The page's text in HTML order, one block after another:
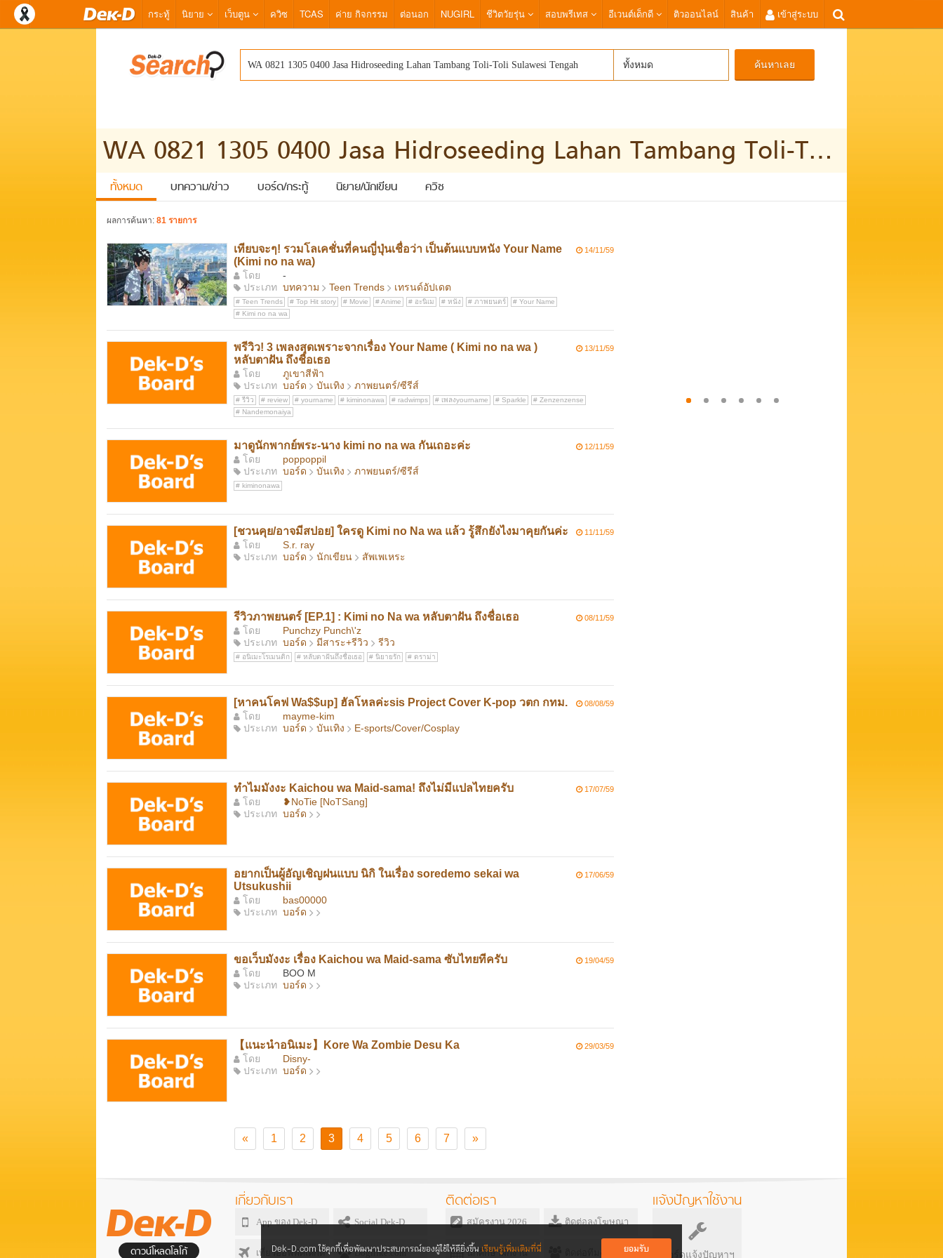
กระทู้ นิยาย เว็บตูน ควิซ TCAS ค่าย กิจกรรม ต่อนอก NUGIRL ชีวิตวัยรุ่น สอบพรีเทส อีเวนต์เด็กดี ติวออนไลน์ สินค้า เข้าสู่ระบบ
Dek-D.com ใช้คุกกี้เพื่อพัฒนาประสบการณ์ของผู้ใช้ให้ดียิ่งขึ้น เรียนรู้เพิ่มเติมที่นี่ ยอมรับ
ทั้งหมด ค้นหาเลย
WA 0821 1305 0400 Jasa Hidroseeding Lahan Tambang Toli-Toli Sulawesi Tengah
ทั้งหมด บทความ/ข่าว บอร์ด/กระทู้ นิยาย/นักเขียน ควิซ
ผลการค้นหา: 81 รายการ
เทียบจะๆ! รวมโลเคชั่นที่คนญี่ปุ่นเชื่อว่า เป็นต้นแบบหนัง Your Name
(Kimi no na wa)
โดย
-
ประเภท บทความ Teen Trends เทรนด์อัปเดต
14/11/59
Teen Trends Top Hit story Movie Anime อะนิเม หนัง ภาพยนตร์
Your Name
Kimi no na wa
พรีวิว! 3 เพลงสุดเพราะจากเรื่อง Your Name ( Kimi no na wa )
หลับตาฝัน ถึงชื่อเธอ
โดย
ภูเขาสีฟ้า
ประเภท บอร์ด บันเทิง ภาพยนตร์/ซีรีส์
13/11/59
รีวิว review yourname kiminonawa radwimps เพลงyourname Sparkle
Zenzenzense
Nandemonaiya
มาดูนักพากย์พระ-นาง kimi no na wa กันเถอะค่ะ
โดย
poppoppil
ประเภท บอร์ด บันเทิง ภาพยนตร์/ซีรีส์
12/11/59
kiminonawa
[ชวนคุย/อาจมีสปอย] ใครดู Kimi no Na wa แล้ว รู้สึกยังไงมาคุยกันค่ะ
โดย
S.r. ray
ประเภท บอร์ด นักเขียน สัพเพเหระ
11/11/59
รีวิวภาพยนตร์ [EP.1] : Kimi no Na wa หลับตาฝัน ถึงชื่อเธอ
โดย
Punchzy Punch\'z
ประเภท บอร์ด มีสาระ+รีวิว รีวิว
08/11/59
อนิเมะโรเมนติก หลับตาฝันถึงชื่อเธอ นิยายรัก ดราม่า
[หาคนโคฟ Wa$$up] ฮัลโหลค่ะsis Project Cover K-pop วตก กทม.
โดย
mayme-kim
ประเภท บอร์ด บันเทิง E-sports/Cover/Cosplay
08/08/59
ทำไมมังงะ Kaichou wa Maid-sama! ถึงไม่มีแปลไทยครับ
โดย
❥NoTie [NoTSang]
ประเภท บอร์ด
17/07/59
อยากเป็นผู้อัญเชิญฝนแบบ นิกิ ในเรื่อง soredemo sekai wa
Utsukushii
โดย
bas00000
ประเภท บอร์ด
17/06/59
ขอเว็บมังงะ เรื่อง Kaichou wa Maid-sama ซับไทยทีครับ
โดย
BOO M
ประเภท บอร์ด
19/04/59
【แนะนำอนิเมะ】Kore Wa Zombie Desu Ka
โดย
Disny-
ประเภท บอร์ด
29/03/59
« 1 2 3 4 5 6 7 »
เกี่ยวกับเรา
App ของ Dek-D Social Dek-D
เที่ยวออฟฟิศเด็กดี Dogilike.com
ติดต่อเรา
สมัครงาน 2026 ติดต่อลงโฆษณา
นักศึกษาฝึกงาน
แจ้งปัญหาใช้งาน
บอร์ดแจ้งปัญหาฯ
ดาวน์โหลดโลโก้